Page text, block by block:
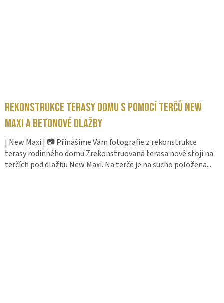
Rekonstrukce terasy domu s pomocí terčů New
Maxi a betonové dlažby
| New Maxi | 📷 Přinášíme Vám fotografie z rekonstrukce
terasy rodinného domu Zrekonstruovaná terasa nově stojí na
terčích pod dlažbu New Maxi. Na terče je na sucho položena...